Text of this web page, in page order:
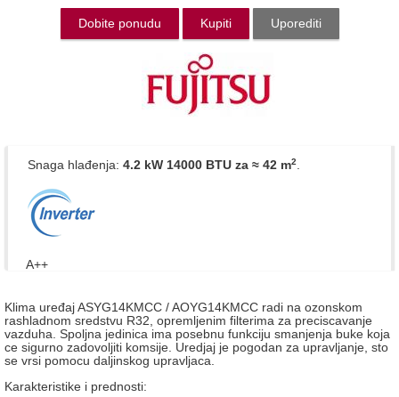
Dobite ponudu Kupiti Uporediti
Snaga hlađenja: 4.2 kW 14000 BTU za ≈ 42 m2.
A++
Klima uređaj ASYG14KMCC / AOYG14KMCC radi na ozonskom
rashladnom sredstvu R32, opremljenim filterima za preciscavanje
vazduha. Spoljna jedinica ima posebnu funkciju smanjenja buke koja
ce sigurno zadovoljiti komsije. Uredjaj je pogodan za upravljanje, sto
se vrsi pomocu daljinskog upravljaca.
Karakteristike i prednosti: